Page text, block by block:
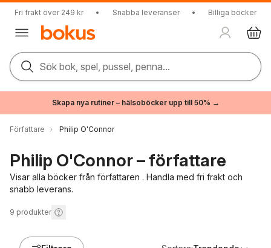
Fri frakt över 249 kr • Snabba leveranser • Billiga böcker
Sök bok, spel, pussel, penna...
Skapa nya rutiner – hälsoböcker upp till 50% →
Författare Philip O'Connor
Philip O'Connor – författare
Visar alla böcker från författaren . Handla med fri frakt och
snabb leverans.
9 produkter